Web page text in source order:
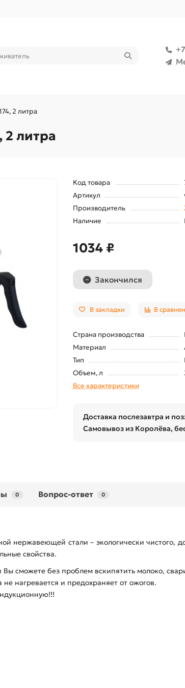
2 литра
2 литра
Код товара
Артикул
Производитель
Наличие
1034 ₽
Закончился
В закладки В
Страна производства
Материал
Тип
Объем, л
Все характеристики
Доставка послезавтра и
Самовывоз из Королёва,
0 Вопрос-ответ 0
нержавеющей стали – экологически чистого,
свойства.
сможете без проблем вскипятить молоко,
нагревается и предохраняет от ожогов.